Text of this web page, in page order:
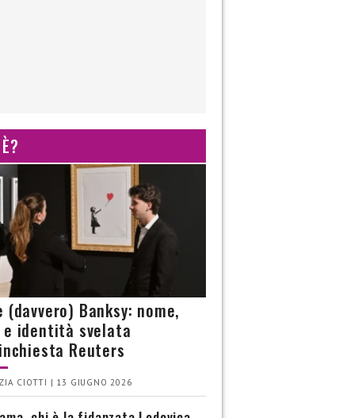
(davvero) Banksy: nome,
identità svelata
Reuters
CIOTTI | 13 GIUGNO 2026